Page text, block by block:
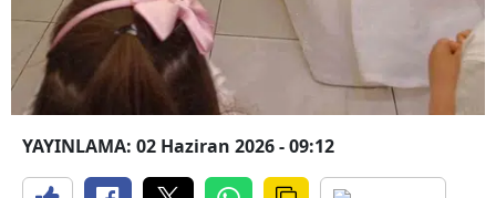
YAYINLAMA: 02 Haziran 2026 - 09:12